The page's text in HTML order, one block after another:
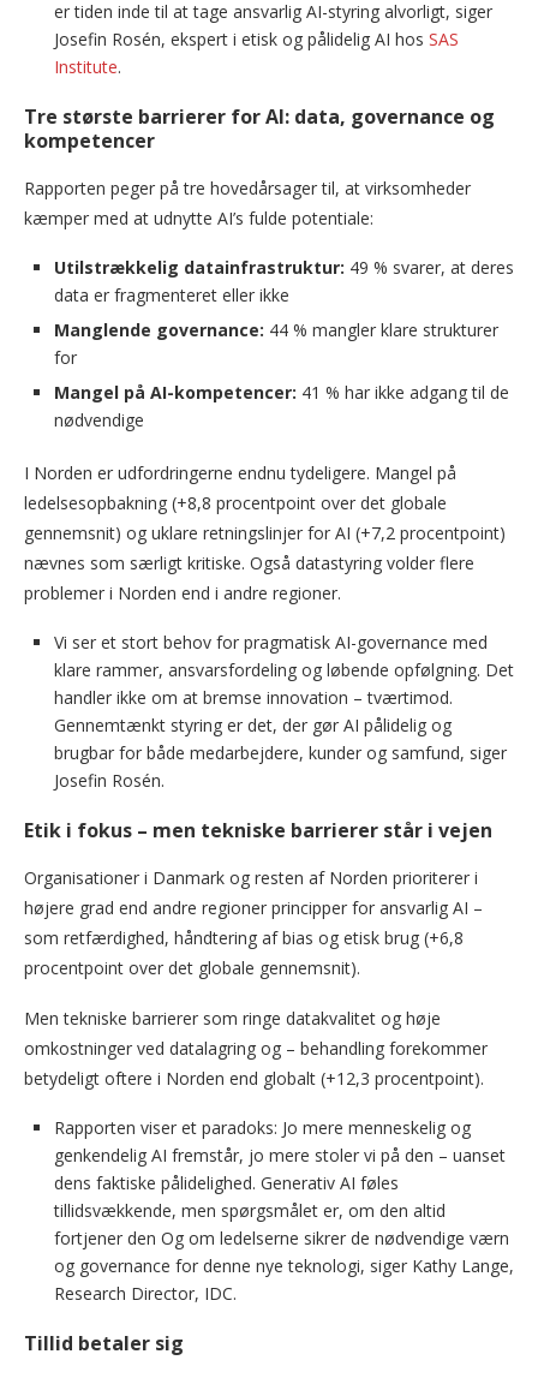
er tiden inde til at tage ansvarlig AI-styring alvorligt, siger
Josefin Rosén, ekspert i etisk og pålidelig AI hos SAS
Institute.
Tre største barrierer for AI: data, governance og
kompetencer
Rapporten peger på tre hovedårsager til, at virksomheder
kæmper med at udnytte AI’s fulde potentiale:
Utilstrækkelig datainfrastruktur: 49 % svarer, at deres
data er fragmenteret eller ikke
Manglende governance: 44 % mangler klare strukturer
for
Mangel på AI-kompetencer: 41 % har ikke adgang til de
nødvendige
I Norden er udfordringerne endnu tydeligere. Mangel på
ledelsesopbakning (+8,8 procentpoint over det globale
gennemsnit) og uklare retningslinjer for AI (+7,2 procentpoint)
nævnes som særligt kritiske. Også datastyring volder flere
problemer i Norden end i andre regioner.
Vi ser et stort behov for pragmatisk AI-governance med
klare rammer, ansvarsfordeling og løbende opfølgning. Det
handler ikke om at bremse innovation – tværtimod.
Gennemtænkt styring er det, der gør AI pålidelig og
brugbar for både medarbejdere, kunder og samfund, siger
Josefin Rosén.
Etik i fokus – men tekniske barrierer står i vejen
Organisationer i Danmark og resten af Norden prioriterer i
højere grad end andre regioner principper for ansvarlig AI –
som retfærdighed, håndtering af bias og etisk brug (+6,8
procentpoint over det globale gennemsnit).
Men tekniske barrierer som ringe datakvalitet og høje
omkostninger ved datalagring og – behandling forekommer
betydeligt oftere i Norden end globalt (+12,3 procentpoint).
Rapporten viser et paradoks: Jo mere menneskelig og
genkendelig AI fremstår, jo mere stoler vi på den – uanset
dens faktiske pålidelighed. Generativ AI føles
tillidsvækkende, men spørgsmålet er, om den altid
fortjener den Og om ledelserne sikrer de nødvendige værn
og governance for denne nye teknologi, siger Kathy Lange,
Research Director, IDC.
Tillid betaler sig